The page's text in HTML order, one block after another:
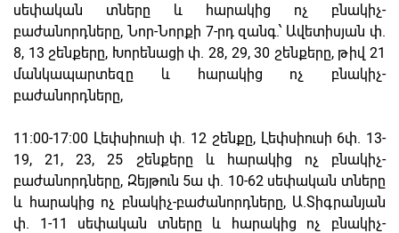
սեփական տները և հարակից ոչ բնակիչ-
բաժանորդները, Նոր-Նորքի 7-րդ զանգ.՝ Ավետիսյան փ.
8, 13 շենքերը, Խորենացի փ. 28, 29, 30 շենքերը, թիվ 21
մանկապարտեզը և հարակից ոչ բնակիչ-
բաժանորդները,
11։00-17։00 Լեփսիուսի փ. 12 շենքը, Լեփսիուսի 6փ. 13-
19, 21, 23, 25 շենքերը և հարակից ոչ բնակիչ-
բաժանորդները, Զեյթուն 5ա փ. 10-62 սեփական տները
և հարակից ոչ բնակիչ-բաժանորդները, Ա.Տիգրանյան
փ. 1-11 սեփական տները և հարակից ոչ բնակիչ-